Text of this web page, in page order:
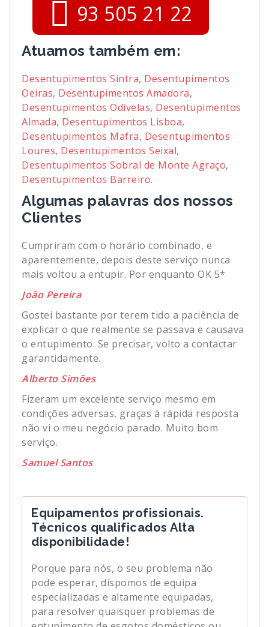
93 505 21 22
Atuamos também em:
Desentupimentos Sintra, Desentupimentos
Oeiras, Desentupimentos Amadora,
Desentupimentos Odivelas, Desentupimentos
Almada, Desentupimentos Lisboa,
Desentupimentos Mafra, Desentupimentos
Loures, Desentupimentos Seixal,
Desentupimentos Sobral de Monte Agraço,
Desentupimentos Barreiro.
Algumas palavras dos nossos
Clientes
Cumpriram com o horário combinado, e
aparentemente, depois deste serviço nunca
mais voltou a entupir. Por enquanto OK 5*
João Pereira
Gostei bastante por terem tido a paciência de
explicar o que realmente se passava e causava
o entupimento. Se precisar, volto a contactar
garantidamente.
Alberto Simões
Fizeram um excelente serviço mesmo em
condições adversas, graças à rápida resposta
não vi o meu negócio parado. Muito bom
serviço.
Samuel Santos
Equipamentos profissionais.
Técnicos qualificados Alta
disponibilidade!
Porque para nós, o seu problema não
pode esperar, dispomos de equipa
especializadas e altamente equipadas,
para resolver quaisquer problemas de